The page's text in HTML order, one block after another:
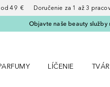
49 € Doručenie za 1 až 3
Objavte naše beauty služby
LÍČENIE
TVÁR